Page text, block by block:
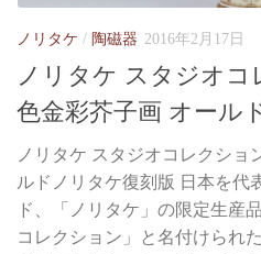
ノリタケ / 陶磁器 2016年2月17日
ノリタケ スタジオコ
色金彩芥子画 オール
ノリタケ スタジオコレクショ
ルドノリタケ復刻版 日本を代
ド、「ノリタケ」の限定生産
コレクション」と名付けられ